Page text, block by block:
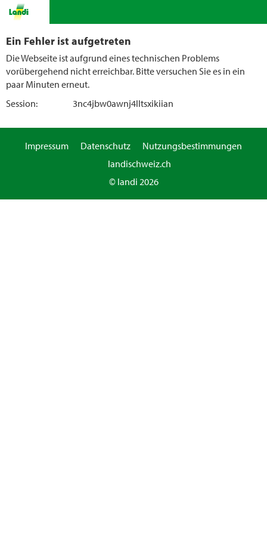
Ein Fehler ist aufgetreten
Die Webseite ist aufgrund eines technischen Problems
vorübergehend nicht erreichbar. Bitte versuchen Sie es in ein
paar Minuten erneut.
Session:
3nc4jbw0awnj4lltsxikiian
Impressum Datenschutz
Nutzungsbestimmungen
landischweiz.ch
© landi 2026